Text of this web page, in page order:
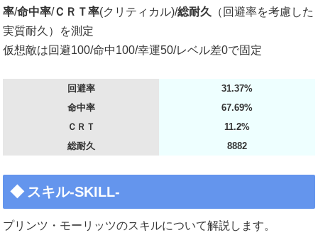
率/命中率/ＣＲＴ率(クリティカル)/総耐久
（回避率を考慮した
実質耐久）を測定
仮想敵は回避100/命中100/幸運50/レベル差0で固定
回避率
31.37%
命中率
67.69%
ＣＲＴ
11.2%
総耐久
8882
スキル-SKILL-
プリンツ・モーリッツのスキルについて解説します。